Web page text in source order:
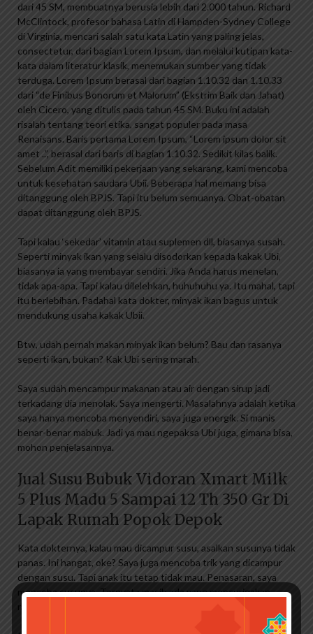
dari 45 SM, membuatnya berusia lebih dari 2.000 tahun. Richard
McClintock, profesor bahasa Latin di Hampden-Sydney College
di Virginia, mencari salah satu kata Latin yang paling jelas,
consectetur, dari bagian Lorem Ipsum, dan melalui kutipan kata-
kata dalam literatur klasik, menemukan sumber yang tidak
terduga. Lorem Ipsum berasal dari bagian 1.10.32 dan 1.10.33
dari “de Finibus Bonorum et Malorum” (Ekstrim Baik dan Jahat)
oleh Cicero, yang ditulis pada tahun 45 SM. Buku ini adalah
risalah tentang teori etika, sangat populer pada masa
Renaisans. Baris pertama Lorem Ipsum, “Lorem ipsum dolor sit
amet ..”, berasal dari baris di bagian 1.10.32. Sedikit kilas balik.
Sebelum Adit memiliki pekerjaan yang sekarang, kami mencoba
untuk kesehatan saudara Ubii. Beberapa hal memang bisa
ditanggung oleh BPJS. Tapi itu belum semuanya. Obat-obatan
dapat ditanggung oleh BPJS.
Tapi kalau ‘sekedar’ vitamin atau suplemen dll, biasanya susah.
Seperti minyak ikan yang selalu disodorkan kepada kakak Ubi,
biasanya ia yang membayar sendiri. Jika Anda harus menelan,
tidak apa-apa. Tapi kalau dilelehkan, huhuhuhu ya. Itu mahal, tapi
itu berlebihan. Padahal kata dokter, minyak ikan bagus untuk
mendukung usaha kakak Ubii.
Btw, udah pernah makan minyak ikan belum? Bau dan rasanya
seperti ikan, bukan? Kak Ubi sering marah.
Saya sudah mencampur makanan atau air dengan sirup jadi
terkadang dia menolak. Saya mengerti. Masalahnya adalah ketika
saya hanya mencoba menyendiri, saya juga energik. Si manis
benar-benar mabuk. Jadi ya mau ngepaksa Ubi juga, gimana bisa,
mohon penjelasannya.
Jual Susu Bubuk Vidoran Xmart Milk
5 Plus Madu 5 Sampai 12 Th 350 Gr Di
Lapak Rumah Popok Depok
Kata dokternya, kalau mau dicampur susu, asalkan susunya tidak
panas. Ini hangat, oke? Saya juga mencoba trik yang dicampur
dengan susu. Tapi anak itu tetap tidak mau. Penasaran, saya
mencoba susunya. Ternyata masih ada yang mencurigakan
rasanya seperti ini. Tidak sepenuhnya tertutup oleh rasa susu.